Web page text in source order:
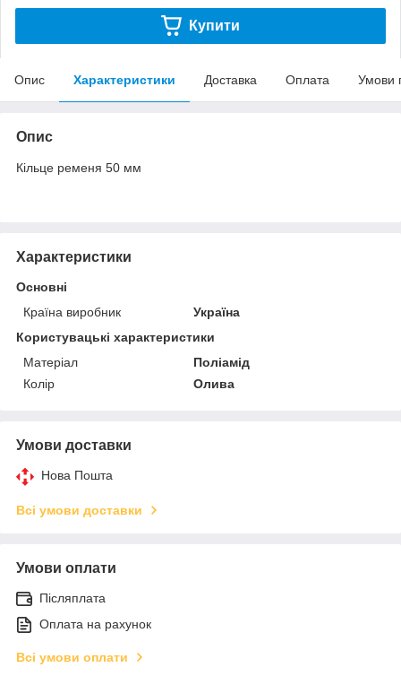
Купити
Опис Характеристики Доставка Оплата Умови
Опис
Кільце ременя 50 мм
Характеристики
Основні
Країна виробник
Україна
Користувацькі характеристики
Матеріал
Поліамід
Колір
Олива
Умови доставки
Нова Пошта
Всі умови доставки
Умови оплати
Післяплата
Оплата на рахунок
Всі умови оплати